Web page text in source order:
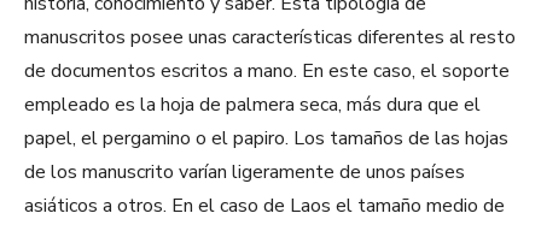
manuscritos posee unas características diferentes al resto
de documentos escritos a mano. En este caso, el soporte
empleado es la hoja de palmera seca, más dura que el
papel, el pergamino o el papiro. Los tamaños de las hojas
de los manuscrito varían ligeramente de unos países
asiáticos a otros. En el caso de Laos el tamaño medio de